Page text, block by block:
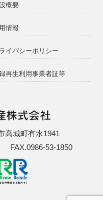
高城町有水1941
FAX.0986-53-1850
概要
情報
イバシーポリシー
再生利用事業者証等